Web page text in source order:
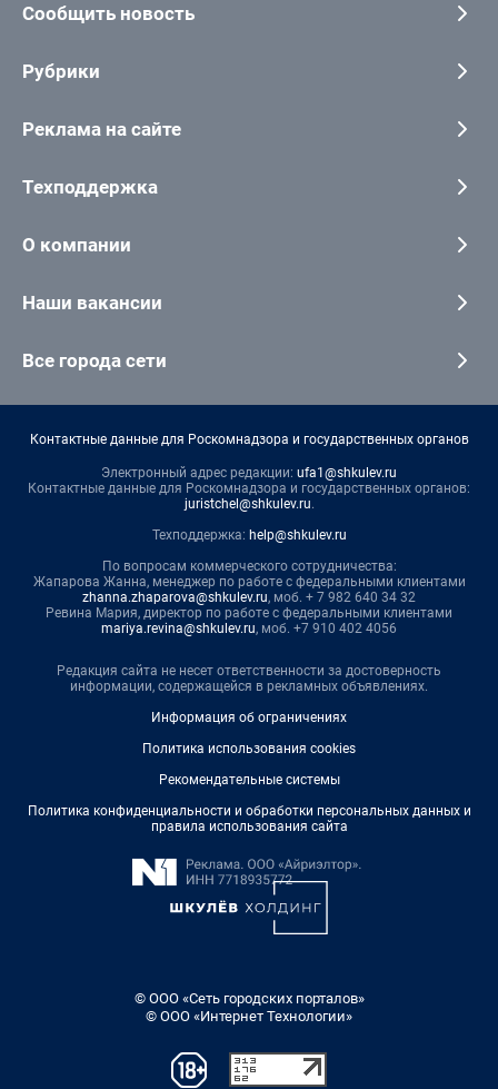
Сообщить новость
Рубрики
Реклама на сайте
Техподдержка
О компании
Наши вакансии
Все города сети
Контактные данные для Роскомнадзора и государственных органов
Электронный адрес редакции: ufa1@shkulev.ru
Контактные данные для Роскомнадзора и государственных органов:
juristchel@shkulev.ru.
Техподдержка: help@shkulev.ru
По вопросам коммерческого сотрудничества:
Жапарова Жанна, менеджер по работе с федеральными клиентами
zhanna.zhaparova@shkulev.ru, моб. + 7 982 640 34 32
Ревина Мария, директор по работе с федеральными клиентами
mariya.revina@shkulev.ru, моб. +7 910 402 4056
Редакция сайта не несет ответственности за достоверность
информации, содержащейся в рекламных объявлениях.
Информация об ограничениях
Политика использования cookies
Рекомендательные системы
Политика конфиденциальности и обработки персональных данных и
правила использования сайта
© ООО «Сеть городских порталов»
© ООО «Интернет Технологии»